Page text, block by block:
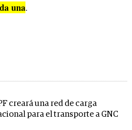
una.
creará una red de carga
para el transporte a GNC